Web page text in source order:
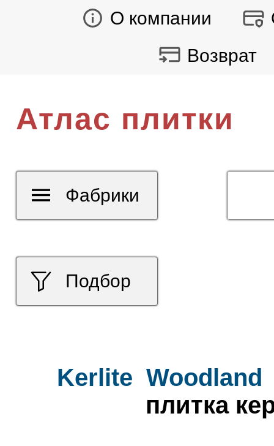
О компании
Возврат
Атлас плитки
Подбор
Фабрики
Kerlite Woodland
плитка